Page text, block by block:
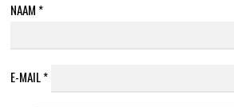
NAAM *
E-MAIL*